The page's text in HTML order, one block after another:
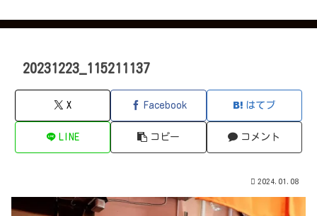
20231223_115211137
X Facebook はてブ
LINE コピー コメント
2024.01.08